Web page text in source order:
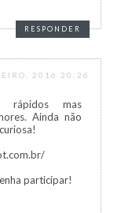
RESPONDER
2016 20:26
rápidos mas
Ainda não
participar!